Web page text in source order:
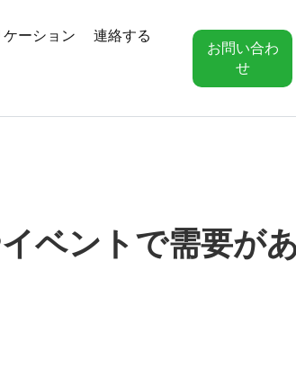
ケーション 連絡する
お問い合わ
せ
ベントで需要が